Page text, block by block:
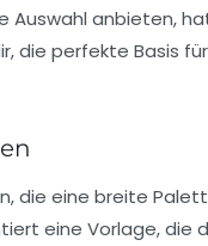
anbieten,
die perfekte Basis
, die eine breite
eine Vorlage, die